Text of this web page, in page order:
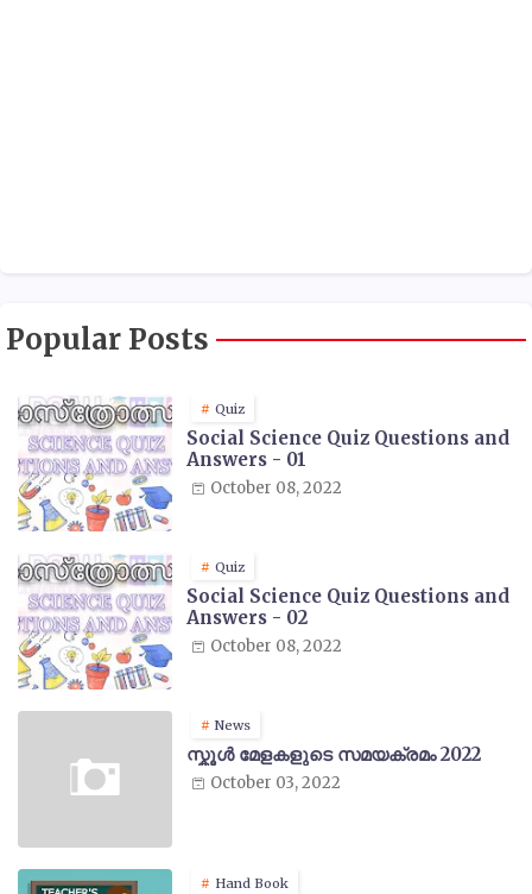
Popular Posts
Quiz
Social Science Quiz Questions and
Answers - 01
October 08, 2022
Quiz
Social Science Quiz Questions and
Answers - 02
October 08, 2022
News
സ്കൂൾ മേളകളുടെ സമയക്രമം 2022
October 03, 2022
Hand Book